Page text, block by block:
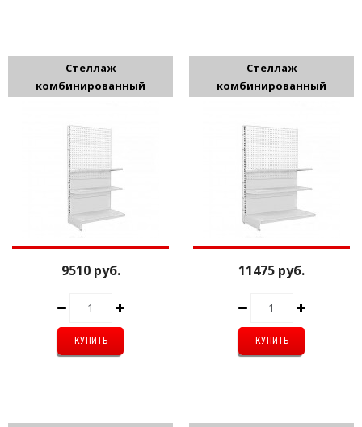
Стеллаж
комбинированный
9510 руб.
Стеллаж
комбинированный
11475 руб.